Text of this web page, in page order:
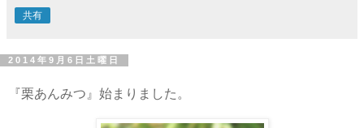
共有
2014年9月6日土曜日
『栗あんみつ』始まりました。